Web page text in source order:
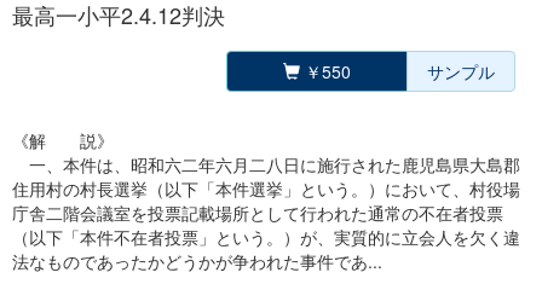
最高一小平2.4.12判決
￥550 サンプル
《解 説》
一、本件は、昭和六二年六月二八日に施行された鹿児島県大島郡
住用村の村長選挙（以下「本件選挙」という。）において、村役場
庁舎二階会議室を投票記載場所として行われた通常の不在者投票
（以下「本件不在者投票」という。）が、実質的に立会人を欠く違
法なものであったかどうかが争われた事件であ...